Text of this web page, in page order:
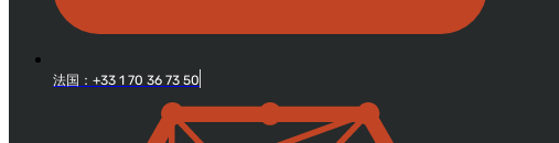
法国：+33 1 70 36 73 50